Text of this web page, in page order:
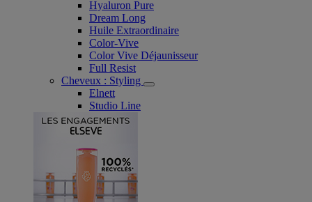
Hyaluron Pure
Dream Long
Huile Extraordinaire
Color-Vive
Color Vive Déjaunisseur
Full Resist
Cheveux : Styling
Elnett
Studio Line